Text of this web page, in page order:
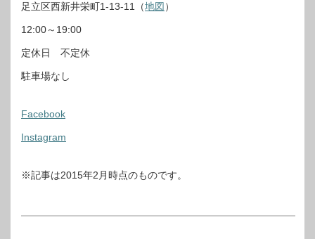
足立区西新井栄町1-13-11（地図 ）
12:00～19:00
定休日 不定休
駐車場なし
Facebook
Instagram
※記事は2015年2月時点のものです。